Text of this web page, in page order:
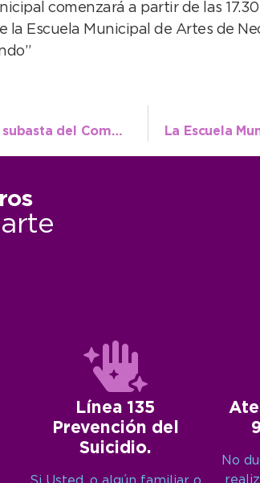
comenzará a partir de las
Escuela Municipal de Artes de
La Municipalidad reanuda el procedimiento de subasta del Complejo Casino y se fijó nueva fecha para el acto de la venta
Línea 135
Prevención del
Suicidio.
No